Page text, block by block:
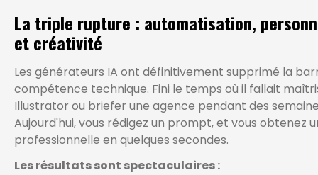
La triple rupture : automatisation,
et créativité
Les générateurs IA ont définitivement supprimé la
compétence technique. Fini le temps où il fallait
Illustrator ou briefer une agence pendant des
Aujourd'hui, vous rédigez un prompt, et vous obtenez
professionnelle en quelques secondes.
Les résultats sont spectaculaires :